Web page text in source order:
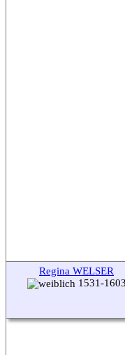
Regina WELSER
1531-1603